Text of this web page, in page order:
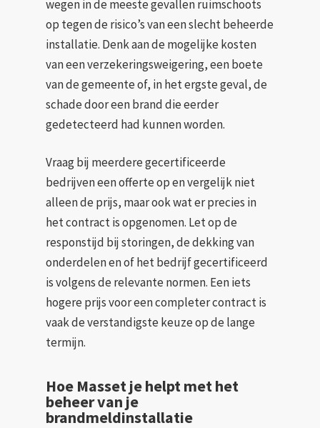
wegen in de meeste gevallen ruimschoots
op tegen de risico’s van een slecht beheerde
installatie. Denk aan de mogelijke kosten
van een verzekeringsweigering, een boete
van de gemeente of, in het ergste geval, de
schade door een brand die eerder
gedetecteerd had kunnen worden.
Vraag bij meerdere gecertificeerde
bedrijven een offerte op en vergelijk niet
alleen de prijs, maar ook wat er precies in
het contract is opgenomen. Let op de
responstijd bij storingen, de dekking van
onderdelen en of het bedrijf gecertificeerd
is volgens de relevante normen. Een iets
hogere prijs voor een completer contract is
vaak de verstandigste keuze op de lange
termijn.
Hoe Masset je helpt met het
beheer van je
brandmeldinstallatie